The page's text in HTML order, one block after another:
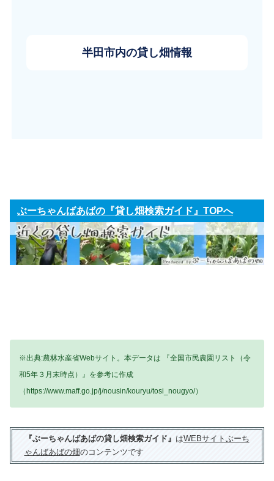
半田市内の貸し畑情報
ぶーちゃんばあばの『貸し畑検索ガイド』TOPへ
※出典:農林水産省Webサイト。本データは 『全国市民農園リスト（令
和5年３月末時点）』を参考に作成
（https://www.maff.go.jp/j/nousin/kouryu/tosi_nougyo/）
『ぶーちゃんばあばの貸し畑検索ガイド』 はWEBサイトぶーち
ゃんばあばの畑のコンテンツです